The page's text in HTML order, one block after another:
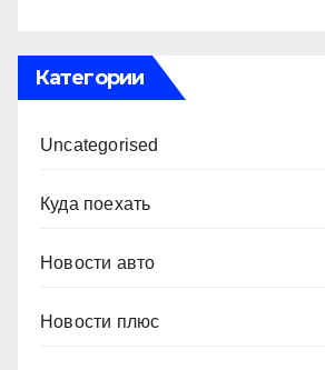
Категории
Uncategorised
Куда поехать
Новости авто
Новости плюс